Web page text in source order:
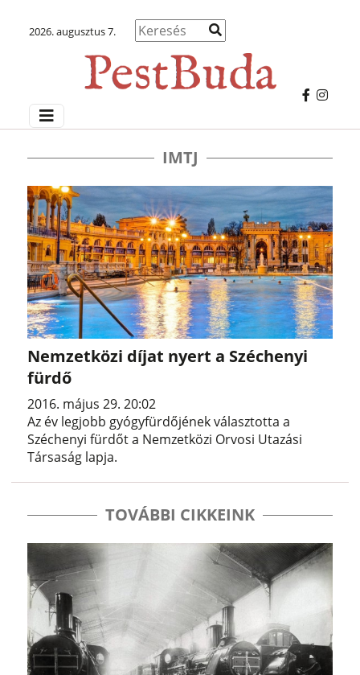
2026. augusztus 7.
IMTJ
Nemzetközi díjat nyert a Széchenyi
fürdő
2016. május 29. 20:02
Az év legjobb gyógyfürdőjének választotta a
Széchenyi fürdőt a Nemzetközi Orvosi Utazási
Társaság lapja.
TOVÁBBI CIKKEINK